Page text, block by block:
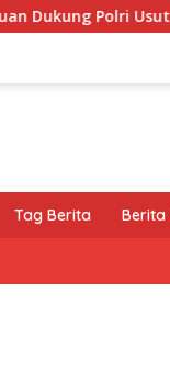
Polri Usut Kasus
Tag Berita